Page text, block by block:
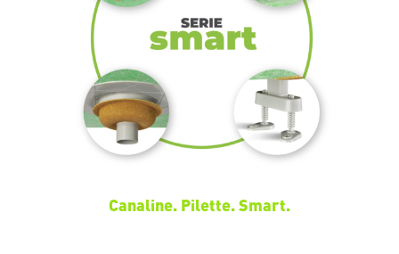
Canaline. Pilette. Smart.